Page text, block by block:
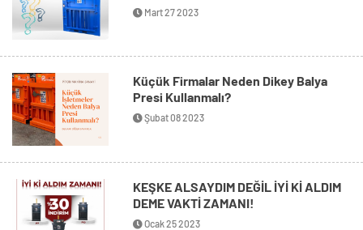
Mart 27 2023
Küçük Firmalar Neden Dikey Balya
Presi Kullanmalı?
Şubat 08 2023
KEŞKE ALSAYDIM DEĞİL İYİ Kİ ALDIM
DEME VAKTİ ZAMANI!
Ocak 25 2023